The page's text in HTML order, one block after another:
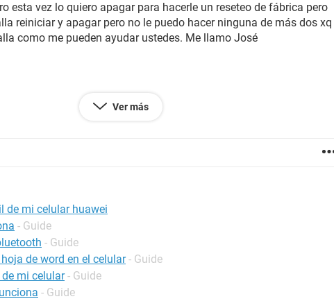
esta vez lo quiero apagar para hacerle un reseteo de fábrica pero
reiniciar y apagar pero no le puedo hacer ninguna de más dos xq
como me pueden ayudar ustedes. Me llamo José
Ver más
de mi celular huawei
- Guide
- Guide
de word en el celular - Guide
mi celular - Guide
- Guide